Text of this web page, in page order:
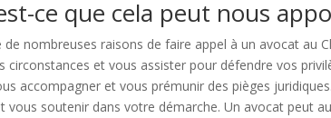
ce que cela peut nous
de nombreuses raisons de faire appel à un avocat au
circonstances et vous assister pour défendre vos
accompagner et vous prémunir des pièges
vous soutenir dans votre démarche. Un avocat peut